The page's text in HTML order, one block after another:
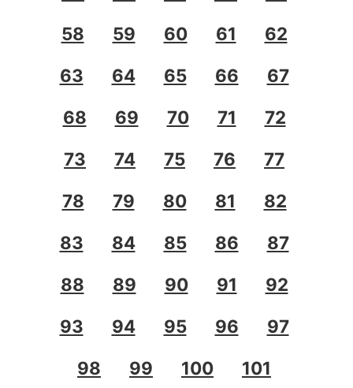
58
59 60 61
62
63
64 65 66
67
68
69 70 71
72
73
74 75 76
77
78
79 80 81
82
83
84 85 86
87
88
89 90 91
92
93
94 95 96
97
98
99 100
101